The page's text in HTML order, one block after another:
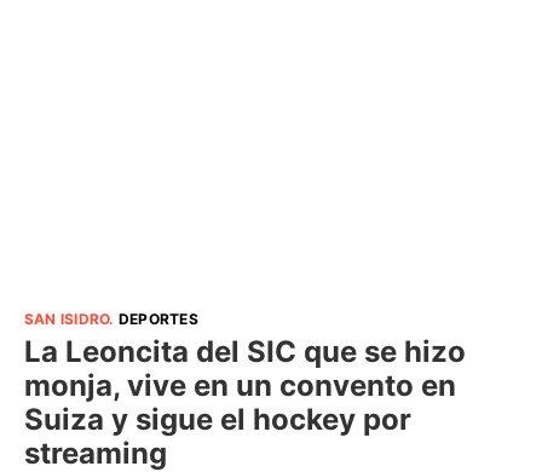
SAN ISIDRO. DEPORTES
La Leoncita del SIC que se hizo
monja, vive en un convento en
Suiza y sigue el hockey por
streaming